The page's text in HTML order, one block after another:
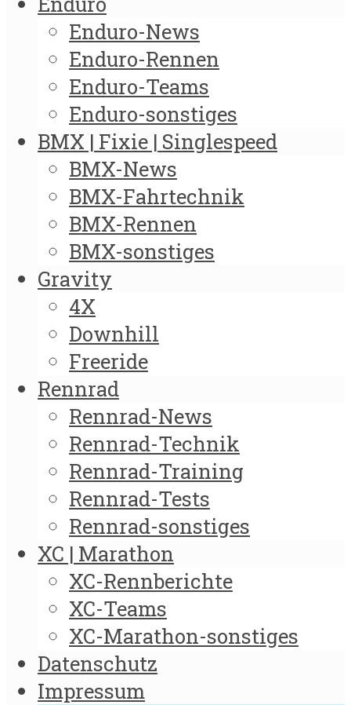
Enduro-News
Enduro-Rennen
Enduro-Teams
Enduro-sonstiges
BMX | Fixie | Singlespeed
BMX-News
BMX-Fahrtechnik
BMX-Rennen
BMX-sonstiges
Gravity
4X
Downhill
Freeride
Rennrad
Rennrad-News
Rennrad-Technik
Rennrad-Training
Rennrad-Tests
Rennrad-sonstiges
XC | Marathon
XC-Rennberichte
XC-Teams
XC-Marathon-sonstiges
Datenschutz
Impressum